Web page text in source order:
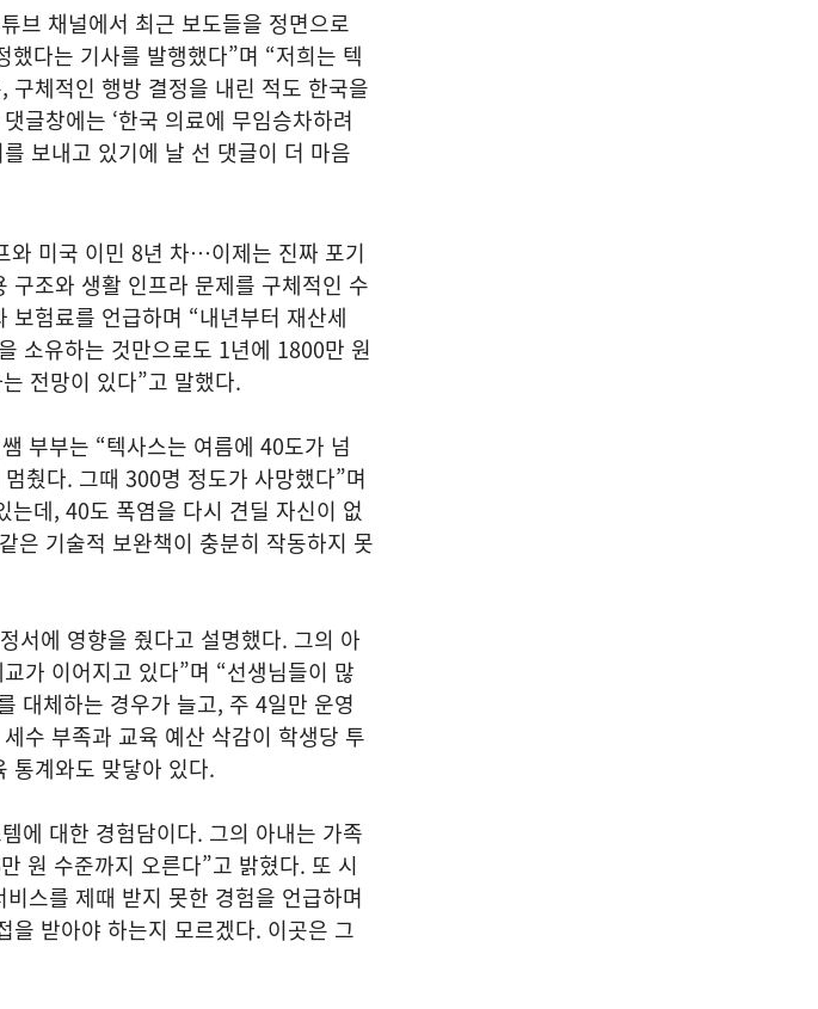
브 채널에서 최근 보도들을 정면으로
다는 기사를 발행했다”며 “저희는 텍
체적인 행방 결정을 내린 적도 한국을
글창에는 ‘한국 의료에 무임승차하려
보내고 있기에 날 선 댓글이 더 마음
와 미국 이민 8년 차…이제는 진짜 포기
구조와 생활 인프라 문제를 구체적인 수
험료를 언급하며 “내년부터 재산세
소유하는 것만으로도 1년에 1800만 원
전망이 있다”고 말했다.
부부는 “텍사스는 여름에 40도가 넘
췄다. 그때 300명 정도가 사망했다”며
데, 40도 폭염을 다시 견딜 자신이 없
은 기술적 보완책이 충분히 작동하지 못
서에 영향을 줬다고 설명했다. 그의 아
가 이어지고 있다”며 “선생님들이 많
대체하는 경우가 늘고, 주 4일만 운영
수 부족과 교육 예산 삭감이 학생당 투
통계와도 맞닿아 있다.
에 대한 경험담이다. 그의 아내는 가족
원 수준까지 오른다”고 밝혔다. 또 시
스를 제때 받지 못한 경험을 언급하며
받아야 하는지 모르겠다. 이곳은 그